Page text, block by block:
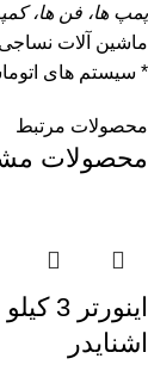
پمپ ها، فن ها،
ماشین آلات
* سیستم های
محصولات مرتبط
محصولات
اشنایدر